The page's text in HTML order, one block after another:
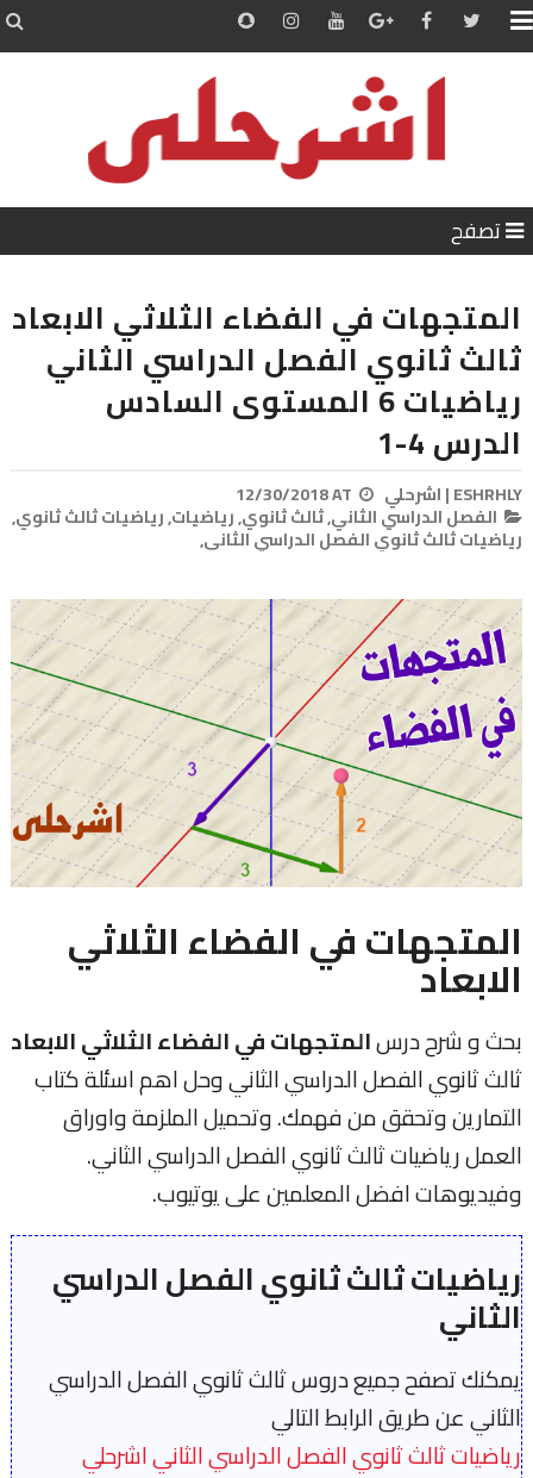


تصفح
المتجهات في الفضاء الثلاثي الابعاد
ثالث ثانوي الفصل الدراسي الثاني
رياضيات 6 المستوى السادس
الدرس 4-1
ESHRHLY | اشرحلي 12/30/2018
الفصل الدراسي الثاني,ثالث ثانوي,رياضيات,رياضيات ثالث ثانوي,
رياضيات ثالث ثانوي الفصل الدراسي الثاني,
المتجهات في الفضاء الثلاثي
الابعاد
بحث و شرح درسالمتجهات في الفضاء الثلاثي الابعاد
ثالث ثانوي الفصل الدراسي الثاني وحل اهم اسئلة كتاب
التمارين وتحقق من فهمك. وتحميل الملزمة واوراق
العمل رياضيات ثالث ثانوي الفصل الدراسي الثاني.
وفيديوهات افضل المعلمين على يوتيوب.
رياضيات ثالث ثانوي الفصل الدراسي
الثاني
يمكنك تصفح جميع دروس ثالث ثانوي الفصل الدراسي
الثاني عن طريق الرابط التالي
رياضيات ثالث ثانوي الفصل الدراسي الثاني اشرحلي